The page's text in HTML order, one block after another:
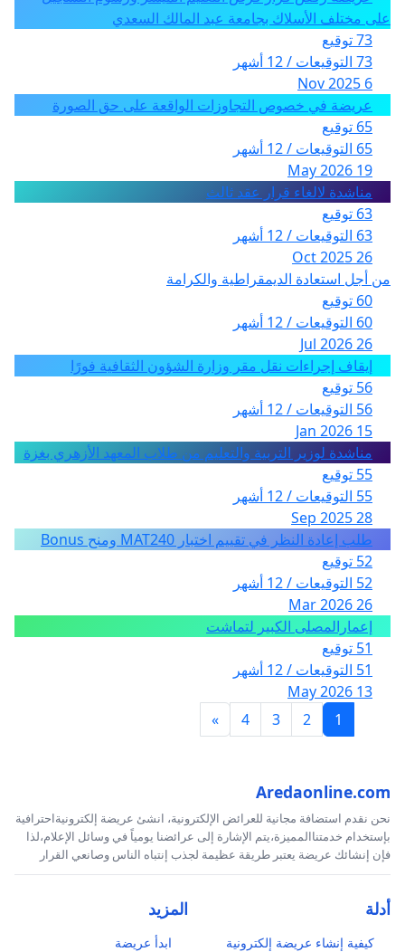
على مختلف الأسلاك بجامعة عبد المالك السعدي
73 توقيع
73 التوقيعات / 12 أشهر
6 Nov 2025
عريضة في خصوص التجاوزات الواقعة على حق الصورة
65 توقيع
65 التوقيعات / 12 أشهر
19 May 2026
مناشدة لالغاء قرار عقد ثالث
63 توقيع
63 التوقيعات / 12 أشهر
26 Oct 2025
من أجل استعادة الديمقراطية والكرامة
60 توقيع
60 التوقيعات / 12 أشهر
26 Jul 2026
إيقاف إجراءات نقل مقر وزارة الشؤون الثقافية فورًا
56 توقيع
56 التوقيعات / 12 أشهر
15 Jan 2026
مناشدة لوزير التربية والتعليم من طلاب المعهد الأزهري بغزة
55 توقيع
55 التوقيعات / 12 أشهر
28 Sep 2025
طلب إعادة النظر في تقييم اختبار MAT240 ومنح Bonus
52 توقيع
52 التوقيعات / 12 أشهر
26 Mar 2026
إعمارالمصلى الكبير لتماشت
51 توقيع
51 التوقيعات / 12 أشهر
13 May 2026
1
2
3
4
»
Aredaonline.com
نحن نقدم استضافة مجانية للعرائض الإلكترونية، انشئ عريضة إلكترونيةاحترافية
بإستخدام خدمتناالمميزة،يتم الإشارة إلى عرائضنا يومياً في وسائل الإعلام،لذا
فإن إنشائك عريضة يعتبر طريقة عظيمة لجذب إنتباه الناس وصانعي القرار
أدلة
كيفية إنشاء عريضة إلكترونية
المزيد
ابدأ عريضة